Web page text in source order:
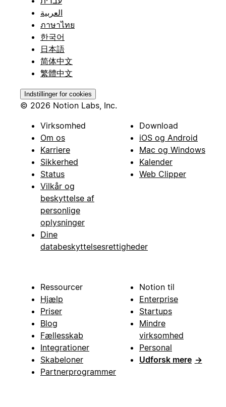
العربية
ภาษาไทย
한국어
日本語
简体中文
繁體中文
Indstillinger for cookies
© 2026 Notion Labs, Inc.
Virksomhed
Om os
Karriere
Sikkerhed
Status
Vilkår og
beskyttelse af
personlige
oplysninger
Dine
databeskyttelsesrettigheder
Download
iOS og Android
Mac og Windows
Kalender
Web Clipper
Ressourcer
Hjælp
Priser
Blog
Fællesskab
Integrationer
Skabeloner
Partnerprogrammer
Notion til
Enterprise
Startups
Mindre
virksomhed
Personal
Udforsk mere →